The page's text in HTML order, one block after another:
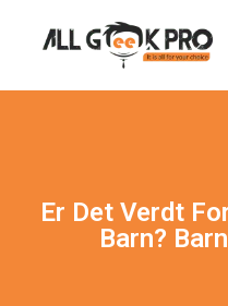
Er Det Verdt
Barn?